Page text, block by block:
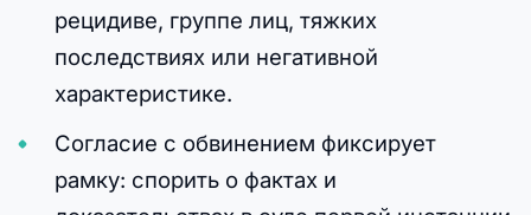
рецидиве, группе лиц, тяжких
последствиях или негативной
характеристике.
Согласие с обвинением фиксирует
рамку: спорить о фактах и